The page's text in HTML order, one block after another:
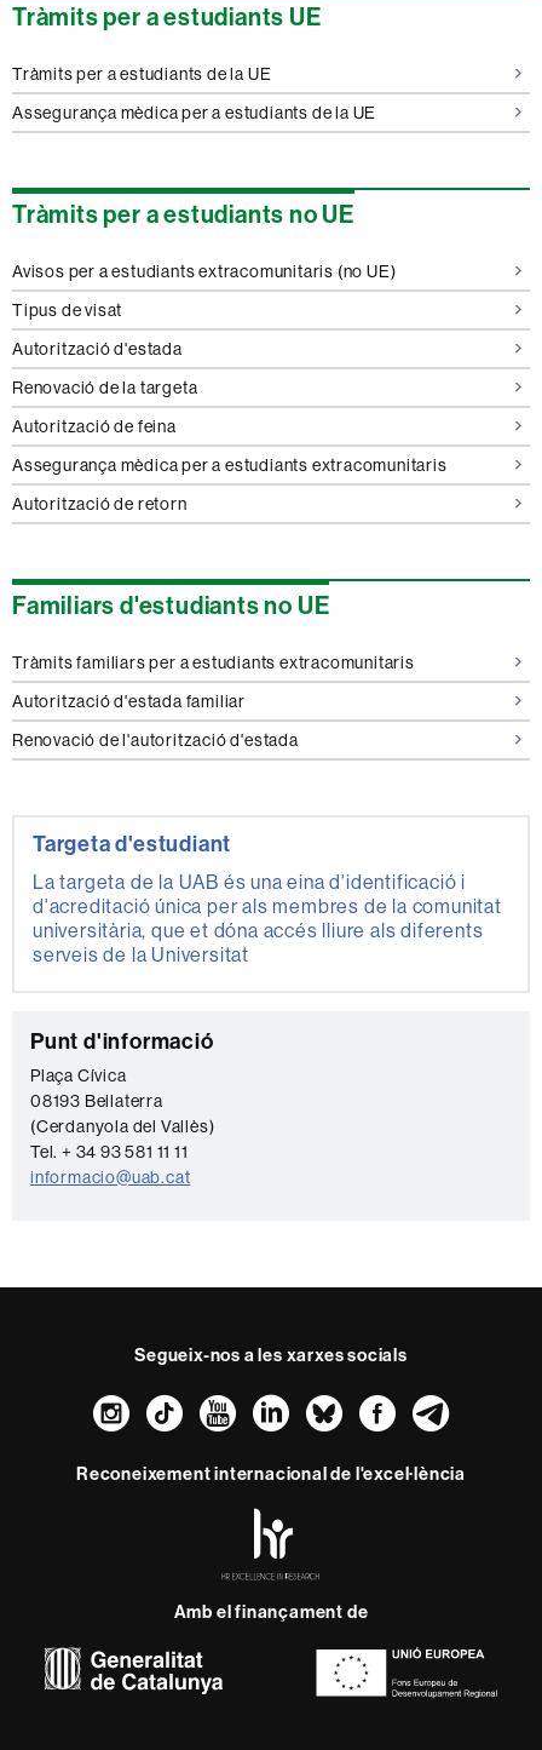
Tràmits per a estudiants UE
Tràmits per a estudiants de la UE
Assegurança mèdica per a estudiants de la UE
Tràmits per a estudiants no UE
Avisos per a estudiants extracomunitaris (no UE)
Tipus de visat
Autorització d'estada
Renovació de la targeta
Autorització de feina
Assegurança mèdica per a estudiants extracomunitaris
Autorització de retorn
Familiars d'estudiants no UE
Tràmits familiars per a estudiants extracomunitaris
Autorització d'estada familiar
Renovació de l'autorització d'estada
Targeta d'estudiant
La targeta de la UAB és una eina d'identificació i
d'acreditació única per als membres de la comunitat
universitària, que et dóna accés lliure als diferents
serveis de la Universitat
C
o
n
t
a
e
Punt d'informació
Plaça Cívica
08193 Bellaterra
(Cerdanyola del Vallès)
Tel. + 34 93 581 11 11
informacio@uab.cat
Segueix-nos a les xarxes socials
Instagram
TikTokYouTube
LinkedIn
Bluesky
Reconeixement internacional de l'excel·lència
-
Amb el finançament de